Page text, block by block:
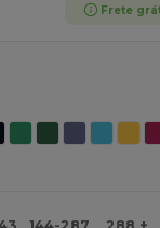
Frete